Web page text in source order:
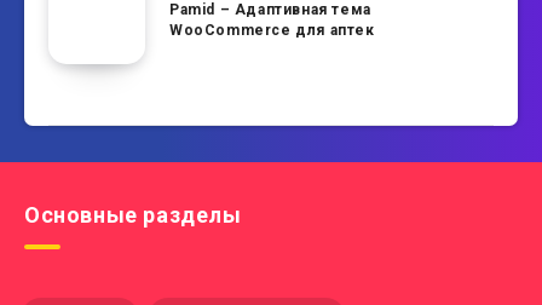
Pamid – Адаптивная тема
WooCommerce для аптек
Основные разделы